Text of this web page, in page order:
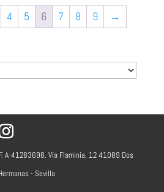
4 5 6 7 8 9 →
A-41283698. Vía Flaminia, 12 41089 Dos
- Sevilla